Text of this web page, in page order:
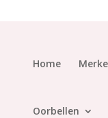
Home
Oorbellen